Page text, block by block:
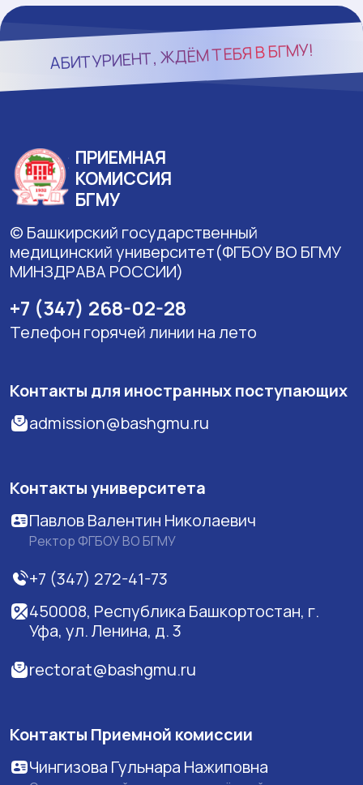
АБИТУРИЕНТ, ЖДЁМ ТЕБЯ ВБГМУ!
ПРИЕМНАЯ
КОМИССИЯ
БГМУ
© Башкирский государственный
медицинский университет(ФГБОУ ВО БГМУ
МИНЗДРАВА РОССИИ)
+7 (347) 268-02-28
Телефон горячей линии на лето
Контакты для иностранных поступающих
admission@bashgmu.ru
Контакты университета
Павлов Валентин Николаевич
Ректор ФГБОУ ВО БГМУ
+7 (347) 272-41-73
450008, Республика Башкортостан, г.
Уфа, ул. Ленина, д. 3
rectorat@bashgmu.ru
Контакты Приемной комиссии
Чингизова Гульнара Нажиповна